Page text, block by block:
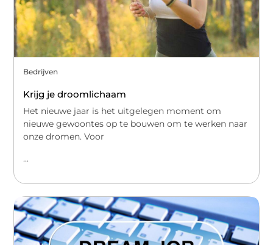
Bedrijven
Krijg je droomlichaam
Het nieuwe jaar is het uitgelegen moment om
nieuwe gewoontes op te bouwen om te werken naar
onze dromen. Voor
...